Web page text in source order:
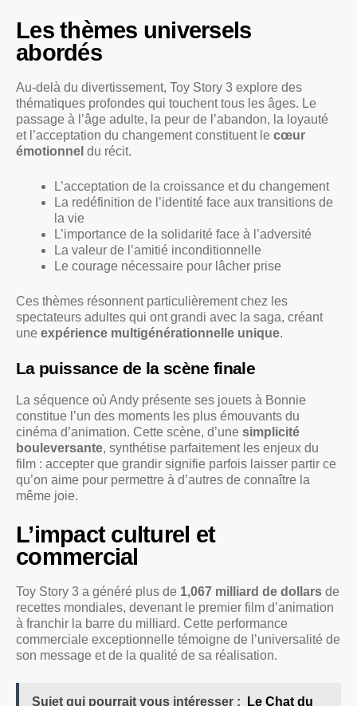
Les thèmes universels
abordés
Au-delà du divertissement, Toy Story 3 explore des
thématiques profondes qui touchent tous les âges. Le
passage à l’âge adulte, la peur de l’abandon, la loyauté
et l’acceptation du changement constituent le cœur
émotionnel du récit.
L’acceptation de la croissance et du changement
La redéfinition de l’identité face aux transitions de
la vie
L’importance de la solidarité face à l’adversité
La valeur de l’amitié inconditionnelle
Le courage nécessaire pour lâcher prise
Ces thèmes résonnent particulièrement chez les
spectateurs adultes qui ont grandi avec la saga, créant
une expérience multigénérationnelle unique.
La puissance de la scène finale
La séquence où Andy présente ses jouets à Bonnie
constitue l’un des moments les plus émouvants du
cinéma d’animation. Cette scène, d’une simplicité
bouleversante, synthétise parfaitement les enjeux du
film : accepter que grandir signifie parfois laisser partir ce
qu’on aime pour permettre à d’autres de connaître la
même joie.
L’impact culturel et
commercial
Toy Story 3 a généré plus de 1,067 milliard de dollars de
recettes mondiales, devenant le premier film d’animation
à franchir la barre du milliard. Cette performance
commerciale exceptionnelle témoigne de l’universalité de
son message et de la qualité de sa réalisation.
Sujet qui pourrait vous intéresser :
Le Chat du